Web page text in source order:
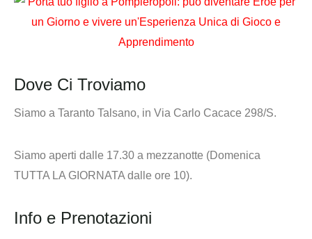
Dove Ci Troviamo
Siamo a Taranto Talsano, in Via Carlo Cacace 298/S.
Siamo aperti dalle 17.30 a mezzanotte (Domenica
TUTTA LA GIORNATA dalle ore 10).
Info e Prenotazioni